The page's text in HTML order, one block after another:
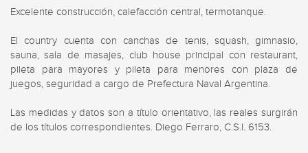
Excelente construcción, calefacción central, termotanque.
El country cuenta con canchas de tenis, squash, gimnasio,
sauna, sala de masajes, club house principal con restaurant,
pileta para mayores y pileta para menores con plaza de
juegos, seguridad a cargo de Prefectura Naval Argentina.
Las medidas y datos son a título orientativo, las reales surgirán
de los títulos correspondientes. Diego Ferraro, C.S.I. 6153.